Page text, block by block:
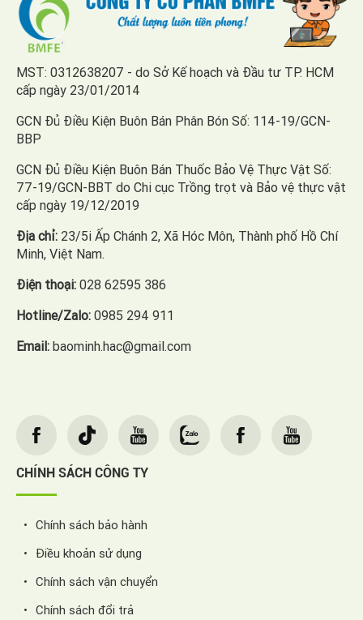
MST: 0312638207 - do Sở Kế hoạch và Đầu tư TP. HCM
cấp ngày 23/01/2014
GCN Đủ Điều Kiện Buôn Bán Phân Bón Số: 114-19/GCN-
BBP
GCN Đủ Điều Kiện Buôn Bán Thuốc Bảo Vệ Thực Vật Số:
77-19/GCN-BBT do Chi cục Trồng trọt và Bảo vệ thực vật
cấp ngày 19/12/2019
Địa chỉ: 23/5i Ấp Chánh 2, Xã Hóc Môn, Thành phố Hồ Chí
Minh, Việt Nam.
Điện thoại: 028 62595 386
Hotline/Zalo: 0985 294 911
Email: baominh.hac@gmail.com
CHÍNH SÁCH CÔNG TY
Chính sách bảo hành
Điều khoản sử dụng
Chính sách vận chuyển
Chính sách đổi trả